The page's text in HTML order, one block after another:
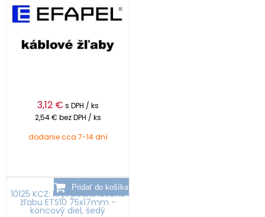
3,12 € s DPH / ks
2,54 € bez DPH / ks
dodanie cca 7-14 dní
10125 KCZ: Kryt podlahového
žľabu ETS10 75x17mm -
koncový diel, šedý